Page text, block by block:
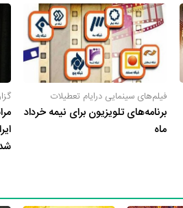
جعفر دهقان، آثار جعفر دهقان،
جعفر دهقان، وضعیت تأهل و همسر جعفر
کنید.
فیلم‌های سینمایی درایام تعطیلات
برنامه‌های تلویزیون برای نیمه خرداد
ماه